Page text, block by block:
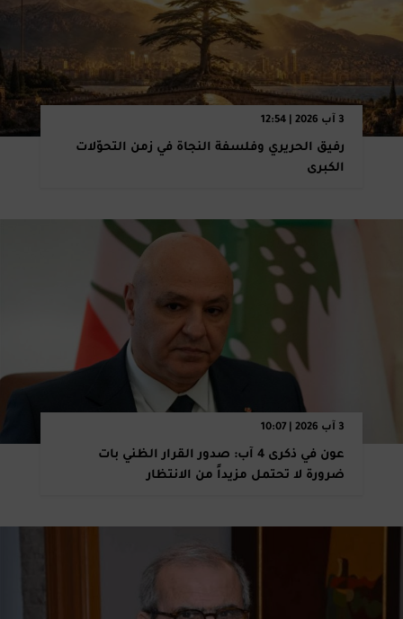
3 آب 2026 | 12:54
رفيق الحريري وفلسفة النجاة في زمن التحوّلات
الكبرى
3 آب 2026 | 10:07
عون في ذكرى 4 آب: صدور القرار الظني بات
ضرورة لا تحتمل مزيداً من الانتظار